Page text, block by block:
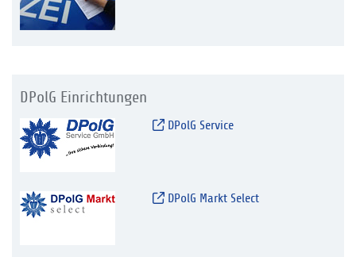
DPolG Einrichtungen
DPolG Service
DPolG Markt Select